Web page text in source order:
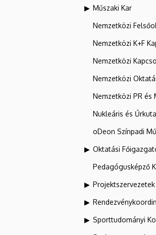
Műszaki Kar
Nemzetközi
Nemzetközi K+F
Nemzetközi
Nemzetközi
Nemzetközi PR és
Nukleáris és
oDeon Színpadi
Oktatási
Pedagógusképző
Projektszervezetek
Sporttudományi